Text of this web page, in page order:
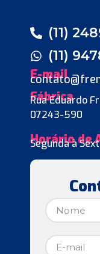
(11)
(11)
E-mail
Fábrica
Rua Eduardo
07243-590
Horário de
Segunda à